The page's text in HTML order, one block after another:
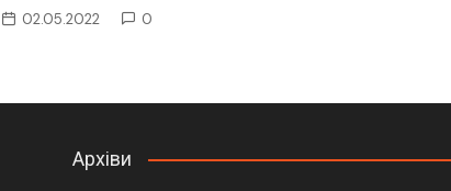
02.05.2022 0
Архіви